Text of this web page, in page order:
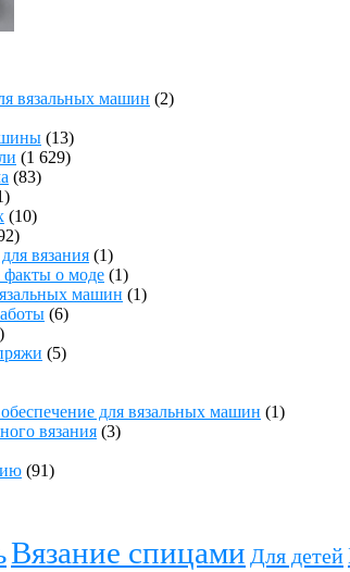
вязальных машин (2)
(13)
(1 629)
(83)
(10)
вязания (1)
факты о моде (1)
машин (1)
(6)
(5)
для вязальных машин (1)
вязания (3)
(91)
Вязание спицами Для детей